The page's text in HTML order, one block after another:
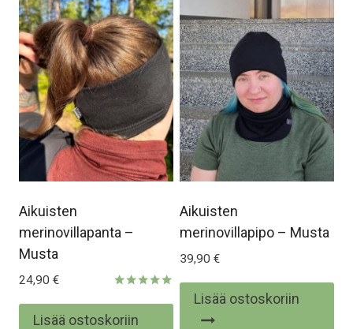
Aikuisten
merinovillapanta –
Musta
5.00
24,90 €
Lisää ostoskoriin
Aikuisten
merinovillapipo – Musta
39,90 €
Lisää ostoskoriin